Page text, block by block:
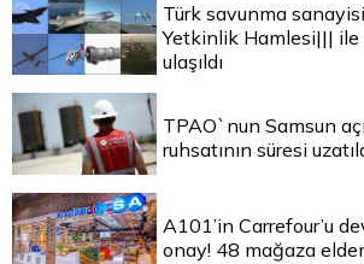
Türk savunma
Yetkinlik Hamlesi|||
ulaşıldı
TPAO`nun Samsun
ruhsatının süresi
A101’in Carrefour’u
onay! 48 mağaza